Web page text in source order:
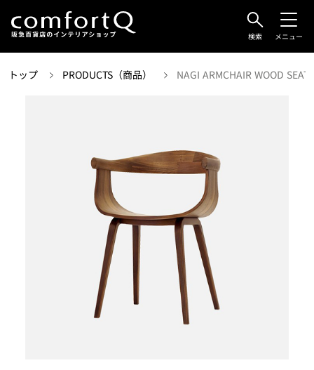
検索 メニュー
トップ PRODUCTS（商品） NAGI ARMCHAIR WOOD SEAT